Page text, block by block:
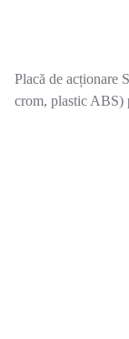
Placă de acționare
crom, plastic ABS)